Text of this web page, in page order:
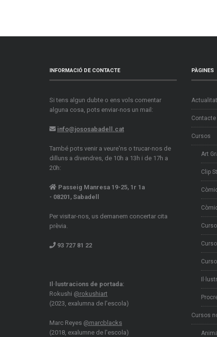
INFORMACIÓ DE CONTACTE
Si tens algun dubte o ens vols comentar
alguna cosa, pots enviar-nos un mail:
info@jososabadell.cat
També pots venir a veure'ns o trucar-nos de
dilluns a divendres, de 10h a 13h i de 17h a
20h:
Passeig Manresa 19-25, 1r 1a
- 08201, Sabadell
Per visitar-nos, us demanem concertar cita
prèvia.
93 727 81 22
Il·lustracions de portada:
Rokushi @rokushiart
(2023, exalumna de l'escola)
Marc Reyes @marcblacks
(2018, exalumne de l'escola)
PÀGINES
Actualitat
Contacte
Cursos
Art
Clip
Cursos